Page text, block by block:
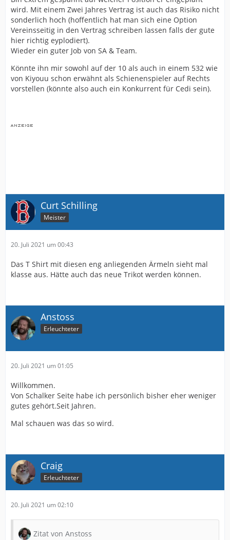
wird. Mit einem Zwei Jahres Vertrag ist auch das Risiko nicht
sonderlich hoch (hoffentlich hat man sich eine Option
Vereinsseitig in den Vertrag schreiben lassen falls der gute
hier richtig eyplodiert).
Wieder ein guter Job von SA & Team.
Könnte ihn mir sowohl auf der 10 als auch in einem 532 wie
von Kiyouu schon erwähnt als Schienenspieler auf Rechts
vorstellen (könnte also auch ein Konkurrent für Cedi sein).
Curt Schilling
Meister
20. Juli 2021 um 00:43
Das T Shirt mit diesen eng anliegenden Ärmeln sieht mal
klasse aus. Hätte auch das neue Trikot werden können.
Anstoss
Erleuchteter
20. Juli 2021 um 01:05
Willkommen.
Von Schalker Seite habe ich persönlich bisher eher weniger
gutes gehört.Seit Jahren.
Mal schauen was das so wird.
Craig
Erleuchteter
20. Juli 2021 um 02:10
Zitat von Anstoss